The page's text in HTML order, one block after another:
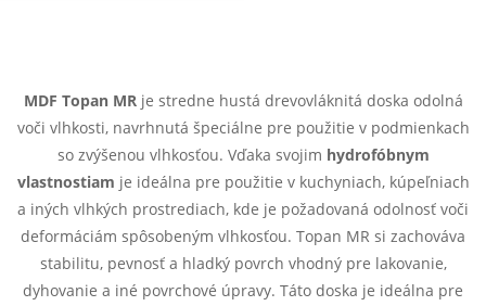
v
á
d
a
MDF Topan MRje stredne hustá drevovláknitá doska odolná
voči vlhkosti, navrhnutá špeciálne pre použitie v podmienkach
so zvýšenou vlhkosťou. Vďaka svojim hydrofóbnym
vlastnostiam je ideálna pre použitie v kuchyniach, kúpeľniach
a iných vlhkých prostrediach, kde je požadovaná odolnosť voči
deformáciám spôsobeným vlhkosťou. Topan MR si zachováva
stabilitu, pevnosť a hladký povrch vhodný pre lakovanie,
dyhovanie a iné povrchové úpravy. Táto doska je ideálna pre